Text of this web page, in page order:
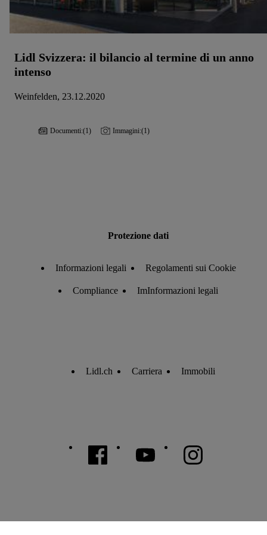
Lidl Svizzera: il bilancio al termine di un anno
intenso
Weinfelden, 23.12.2020
Documenti:(1) Immagini:(1)
Protezione dati
Informazioni legali Regolamenti sui Cookie
Compliance ImInformazioni legali
Lidl.ch Carriera Immobili